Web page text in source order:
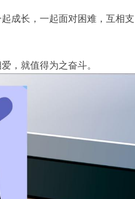
成长，一起面对困难，互相支
，就值得为之奋斗。